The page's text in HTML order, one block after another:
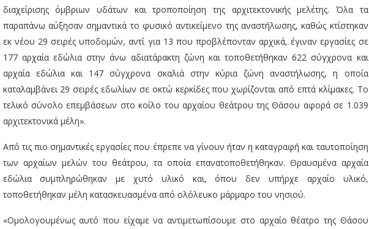
διαχείρισης όμβριων υδάτων και τροποποίηση της αρχιτεκτονικής μελέτης. Όλα τα
παραπάνω αύξησαν σημαντικά το φυσικό αντικείμενο της αναστήλωσης, καθώς κτίστηκαν
εκ νέου 29 σειρές υποδομών, αντί για 13 που προβλέπονταν αρχικά, έγιναν εργασίες σε
177 αρχαία εδώλια στην άνω αδιατάρακτη ζώνη και τοποθετήθηκαν 622 σύγχρονα και
αρχαία εδώλια και 147 σύγχρονα σκαλιά στην κύρια ζώνη αναστήλωσης, η οποία
καταλαμβάνει 29 σειρές εδωλίων σε οκτώ κερκίδες που χωρίζονται από επτά κλίμακες. Το
τελικό σύνολο επεμβάσεων στο κοίλο του αρχαίου θεάτρου της Θάσου αφορά σε 1.039
αρχιτεκτονικά μέλη».
Από τις πιο σημαντικές εργασίες που έπρεπε να γίνουν ήταν η καταγραφή και ταυτοποίηση
των αρχαίων μελών του θεάτρου, τα οποία επανατοποθετήθηκαν. Θραυσμένα αρχαία
εδώλια συμπληρώθηκαν με χυτό υλικό και, όπου δεν υπήρχε αρχαίο υλικό,
τοποθετήθηκαν μέλη κατασκευασμένα από ολόλευκο μάρμαρο του νησιού.
«Ομολογουμένως αυτό που είχαμε να αντιμετωπίσουμε στο αρχαίο θέατρο της Θάσου